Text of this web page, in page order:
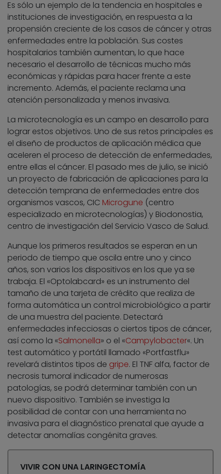
Es sólo un ejemplo de la tendencia en hospitales e
instituciones de investigación, en respuesta a la
propensión creciente de los casos de cáncer y otras
enfermedades entre la población. Sus costes
hospitalarios también aumentan, lo que hace
necesario el desarrollo de técnicas mucho más
económicas y rápidas para hacer frente a este
incremento. Además, el paciente reclama una
atención personalizada y menos invasiva.
La microtecnología es un campo en desarrollo para
lograr estos objetivos. Uno de sus retos principales es
el diseño de productos de aplicación médica que
aceleren el proceso de detección de enfermedades,
entre ellas el cáncer. El pasado mes de julio, se inició
un proyecto de fabricación de aplicaciones para la
detección temprana de enfermedades entre dos
organismos vascos, CIC Microgune (centro
especializado en microtecnologías) y Biodonostia,
centro de investigación del Servicio Vasco de Salud.
Aunque los primeros resultados se esperan en un
periodo de tiempo que oscila entre uno y cinco
años, son varios los dispositivos en los que ya se
trabaja. El «Optolabcard» es un instrumento del
tamaño de una tarjeta de crédito que realiza de
forma automática un control microbiológico a partir
de una muestra del paciente. Detectará
enfermedades infecciosas o ciertos tipos de cáncer,
así como la «Salmonella» o el «Campylobacter«. Un
test automático y portátil llamado «Portfastflu»
revelará distintos tipos de gripe. El TNF alfa, factor de
necrosis tumoral indicador de numerosas
patologías, se podrá determinar también con un
nuevo dispositivo. También se investiga la
posibilidad de contar con una herramienta no
invasiva para el diagnóstico prenatal que ayude a
detectar anomalías congénita graves.
VIVIR CON UNA LARINGECTOMÍA